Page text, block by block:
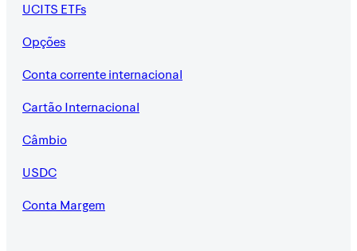
UCITS ETFs
Opções
Conta corrente internacional
Cartão Internacional
Câmbio
USDC
Conta Margem